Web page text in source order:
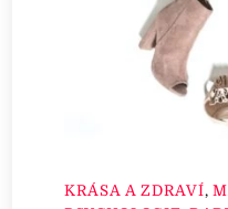
KRÁSA A ZDRAVÍ,